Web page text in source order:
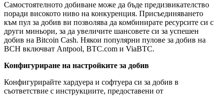
Самостоятелното добиване може да бъде предизвикателство
поради високото ниво на конкуренция. Присъединяването
към пул за добив ви позволява да комбинирате ресурсите си с
други миньори, за да увеличите шансовете си за успешен
добив на Bitcoin Cash. Някои популярни пулове за добив на
BCH включват Antpool, BTC.com и ViaBTC.
Конфигуриране на настройките за добив
Конфигурирайте хардуера и софтуера си за добив в
съответствие с инструкциите, предоставени от